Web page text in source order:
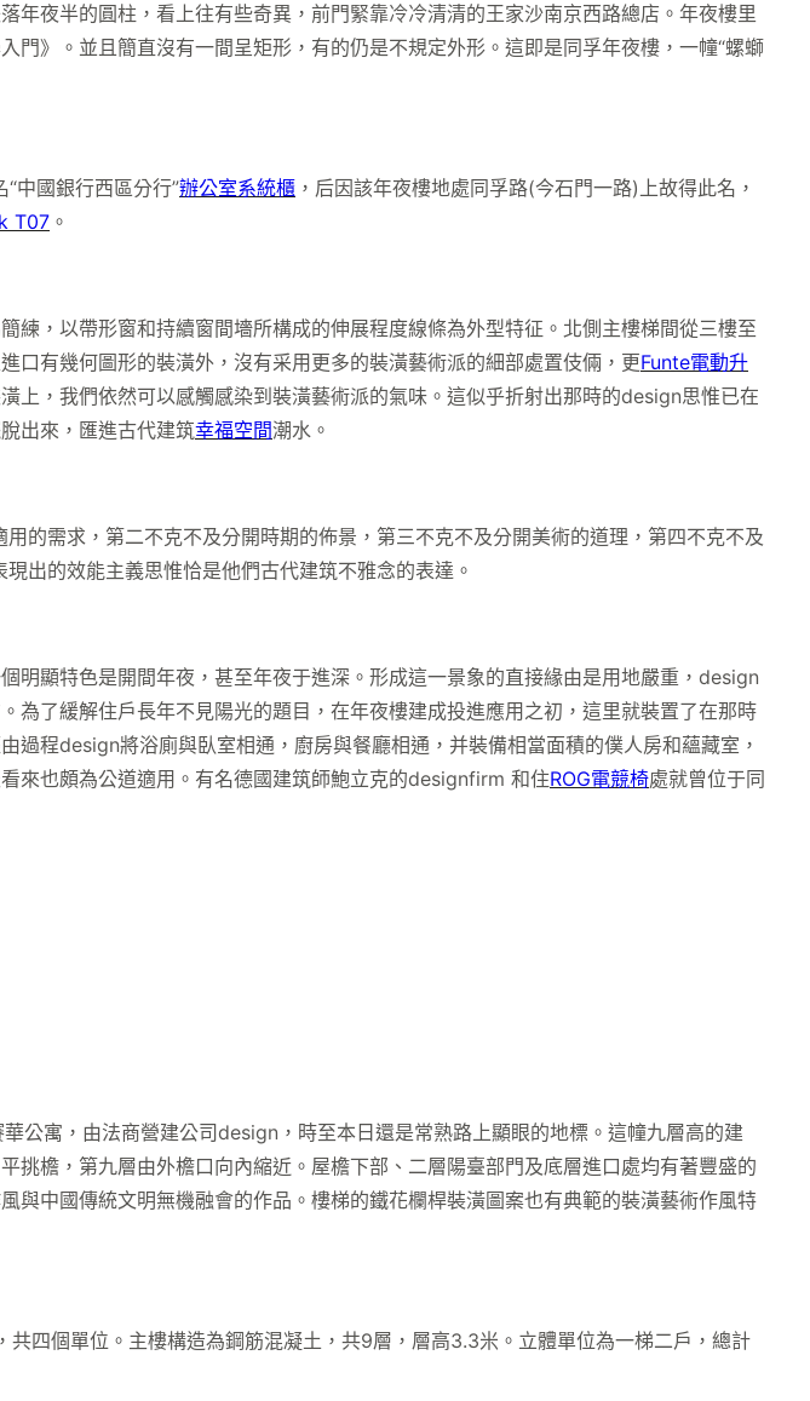
夜半的圓柱，看上往有些奇異，前門緊靠冷冷清清的王家沙南京西路總店。年夜樓里
》。並且簡直沒有一間呈矩形，有的仍是不規定外形。這即是同孚年夜樓，一幢“螺螄
中國銀行西區分行”辦公室系統櫃 ，后因該年夜樓地處同孚路(今石門一路)上故得此名，
T07 。
練，以帶形窗和持續窗間墻所構成的伸展程度線條為外型特征。北側主樓梯間從三樓至
口有幾何圖形的裝潢外，沒有采用更多的裝潢藝術派的細部處置伎倆，更Funte電動升
，我們依然可以感觸感染到裝潢藝術派的氣味。這似乎折射出那時的design思惟已在
出來，匯進古代建筑幸福空間潮水。
需求，第二不克不及分開時期的佈景，第三不克不及分開美術的道理，第四不克不及
出的效能主義思惟恰是他們古代建筑不雅念的表達。
顯特色是開間年夜，甚至年夜于進深。形成這一景象的直接緣由是用地嚴重，design
了緩解住戶長年不見陽光的題目，在年夜樓建成投進應用之初，這里就裝置了在那時
程design將浴廁與臥室相通，廚房與餐廳相通，并裝備相當面積的僕人房和蘊藏室，
來也頗為公道適用。有名德國建筑師鮑立克的designfirm 和住ROG電競椅處就曾位于同
公寓，由法商營建公司design，時至本日還是常熟路上顯眼的地標。這幢九層高的建
檐，第九層由外檐口向內縮近。屋檐下部、二層陽臺部門及底層進口處均有著豐盛的
中國傳統文明無機融會的作品。樓梯的鐵花欄桿裝潢圖案也有典範的裝潢藝術作風特
個單位。主樓構造為鋼筋混凝土，共9層，層高3.3米。立體單位為一梯二戶，總計